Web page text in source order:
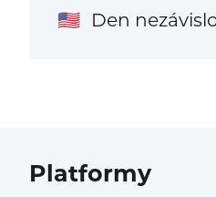
🇺🇸 Den
Platformy